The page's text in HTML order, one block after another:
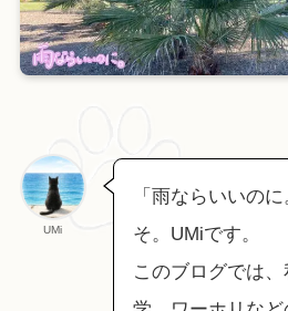
UMi
「雨ならいいの
そ。UMiです。
このブログでは